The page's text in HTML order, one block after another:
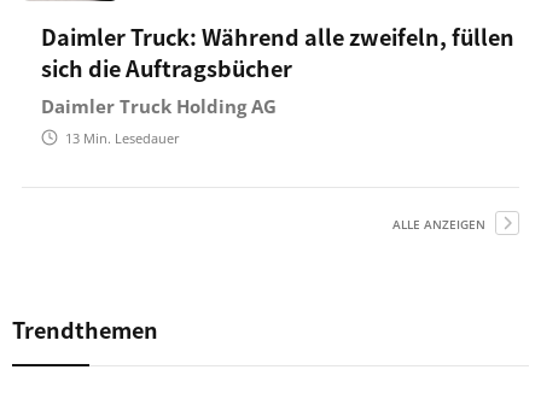
Daimler Truck: Während alle zweifeln, füllen
sich die Auftragsbücher
Daimler Truck Holding AG
13 Min. Lesedauer
ALLE ANZEIGEN
Trendthemen